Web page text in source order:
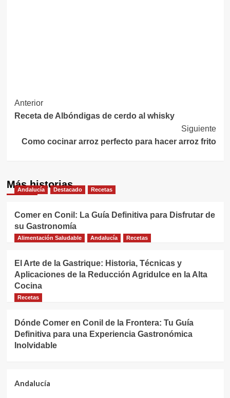
Navegación
de
entradas
Anterior
Receta de Albóndigas de cerdo al whisky
Siguiente
Como cocinar arroz perfecto para hacer arroz frito
Más historias
Andalucía Destacado Recetas
Comer en Conil: La Guía Definitiva para Disfrutar de
su Gastronomía
Alimentación Saludable Andalucía Recetas
El Arte de la Gastrique: Historia, Técnicas y
Aplicaciones de la Reducción Agridulce en la Alta
Cocina
Recetas
Dónde Comer en Conil de la Frontera: Tu Guía
Definitiva para una Experiencia Gastronómica
Inolvidable
Andalucía